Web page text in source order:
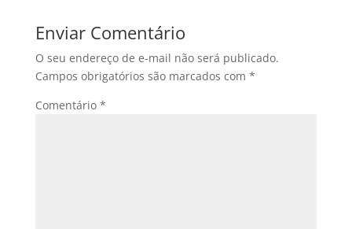
Enviar Comentário
O seu endereço de e-mail não será publicado.
Campos obrigatórios são marcados com *
Comentário *